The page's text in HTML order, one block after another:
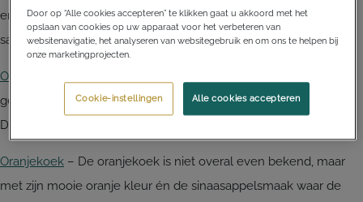
en zijn ze ook nog eens in het oranje thema! Ook superleuk om
samen met de kids te maken.
Oranje-frambozencupcakes
gezondere cupcakes? Dan zijn deze Koningsdag cakejes ideaal.
De frambozen maken ze heerlijk zoet.
Oranjekoek – De oranjekoek is niet overal even bekend, maar
met zijn mooie oranje kleur én de sinaasappelsmaak waar de
Door op “Alle cookies accepteren” te klikken gaat u akkoord met het
opslaan van cookies op uw apparaat voor het verbeteren van
websitenavigatie, het analyseren van websitegebruik en om ons te helpen bij
onze marketingprojecten.
Alle cookies accepteren
Cookie-instellingen